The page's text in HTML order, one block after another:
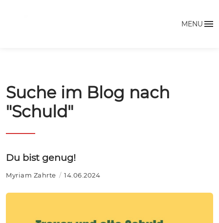
MENU
Suche im Blog nach
"Schuld"
Du bist genug!
Myriam Zahrte 14.06.2024